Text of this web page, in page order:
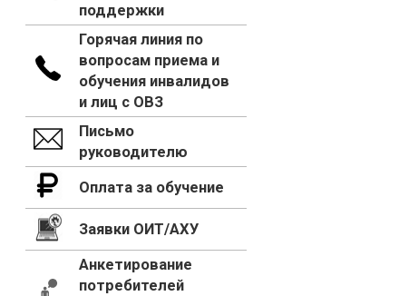
поддержки
Горячая линия по
вопросам приема и
обучения инвалидов
и лиц с ОВЗ
Письмо
руководителю
Оплата за обучение
Заявки ОИТ/АХУ
Анкетирование
потребителей